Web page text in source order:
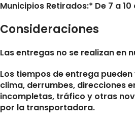
Municipios Retirados:* De 7 a
Consideraciones
Las entregas no se realizan en
Los tiempos de entrega
clima, derrumbes, direcciones
incompletas, tráfico y otras
por la transportadora.